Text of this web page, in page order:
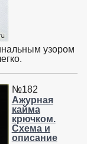
узором
№182
Ажурная
кайма
крючком.
Схема и
описание